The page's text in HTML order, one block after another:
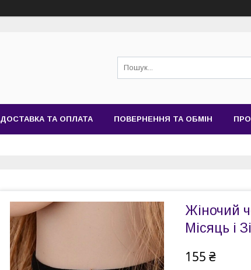
ДОСТАВКА ТА ОПЛАТА ПОВЕРНЕННЯ ТА ОБМІН
Жіночий
Місяць і
155 ₴